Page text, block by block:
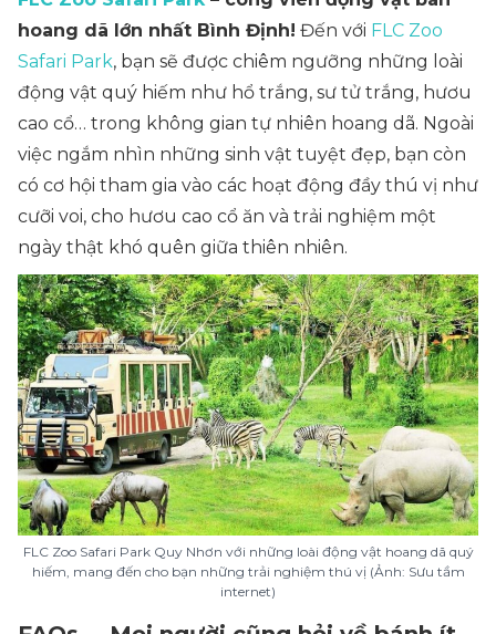
hoang dã lớn nhất Bình Định! Đến với FLC Zoo
Safari Park, bạn sẽ được chiêm ngưỡng những loài
động vật quý hiếm như hổ trắng, sư tử trắng, hươu
cao cổ… trong không gian tự nhiên hoang dã. Ngoài
việc ngắm nhìn những sinh vật tuyệt đẹp, bạn còn
có cơ hội tham gia vào các hoạt động đầy thú vị như
cưỡi voi, cho hươu cao cổ ăn và trải nghiệm một
ngày thật khó quên giữa thiên nhiên.
FLC Zoo Safari Park Quy Nhơn với những loài động vật hoang dã quý
hiếm, mang đến cho bạn những trải nghiệm thú vị (Ảnh: Sưu tầm
internet)